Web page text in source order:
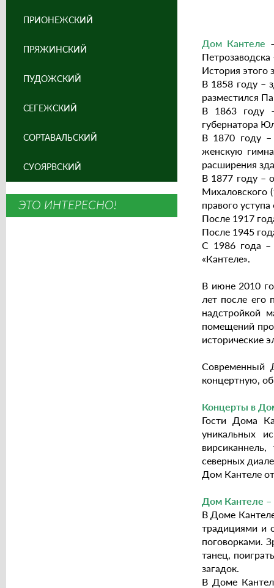
Дом Кантеле
История этого
В 1858 году –
разместился
В 1863 году
губернатора
В 1870 году –
женскую
расширения
В 1877 году –
Михаловского
правого
После 1917
После 1945
С 1986 года –
«Кантеле».
В июне 2010
лет после его
надстройкой
помещений
исторические
Современный
концертную,
Концерты в
Гости Дома
уникальных
северных
Дом Кантеле
Дом Кантеле –
В Доме
традициями и
поговорками.
танец,
загадок.
В Доме
ПРИОНЕЖСКИЙ
ПРЯЖИНСКИЙ
ПУДОЖСКИЙ
СЕГЕЖСКИЙ
СОРТАВАЛЬСКИЙ
СУОЯРВСКИЙ
ЭТО ИНТЕРЕСНО!